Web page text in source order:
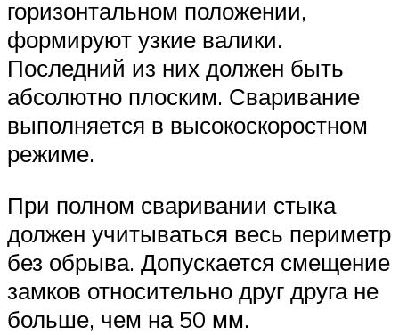
горизонтальном положении,
формируют узкие валики.
Последний из них должен быть
абсолютно плоским. Сваривание
выполняется в высокоскоростном
режиме.
При полном сваривании стыка
должен учитываться весь периметр
без обрыва. Допускается смещение
замков относительно друг друга не
больше, чем на 50 мм.